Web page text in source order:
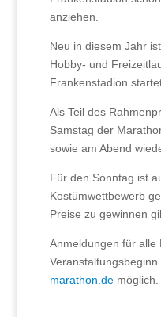
anziehen.
Neu in diesem Jahr
Hobby- und
Frankenstadion
Als Teil des
Samstag der
sowie am Abend
Für den Sonntag ist
Kostümwettbewerb
Preise zu gewinnen
Anmeldungen für alle
Veranstaltungsbeginn
marathon.demöglich.